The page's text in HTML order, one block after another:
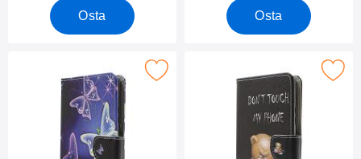
Osta Osta
Samsung Galaxy S21 Ultra 5G (G998B)
Merkitse kuviolompakko Samsung